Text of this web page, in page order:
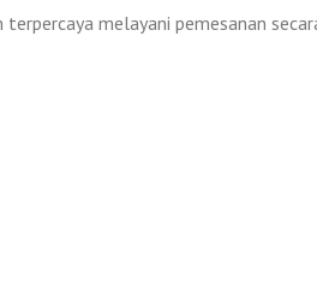
melayani pemesanan